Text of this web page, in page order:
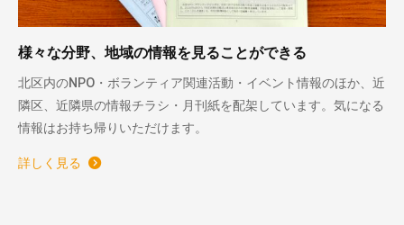
様々な分野、地域の情報を見ることができる
北区内のNPO・ボランティア関連活動・イベント情報のほか、近
隣区、近隣県の情報チラシ・月刊紙を配架しています。気になる
情報はお持ち帰りいただけます。
詳しく見る